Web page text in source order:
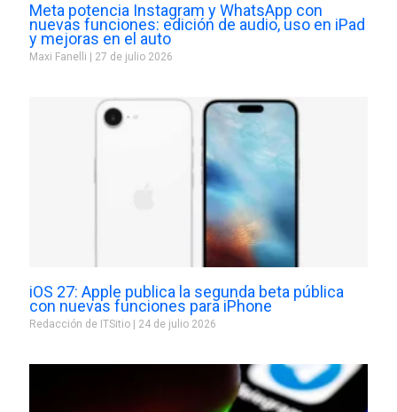
Meta potencia Instagram y WhatsApp con
nuevas funciones: edición de audio, uso en iPad
y mejoras en el auto
Maxi Fanelli 27 de julio 2026
iOS 27: Apple publica la segunda beta pública
con nuevas funciones para iPhone
Redacción de ITSitio 24 de julio 2026